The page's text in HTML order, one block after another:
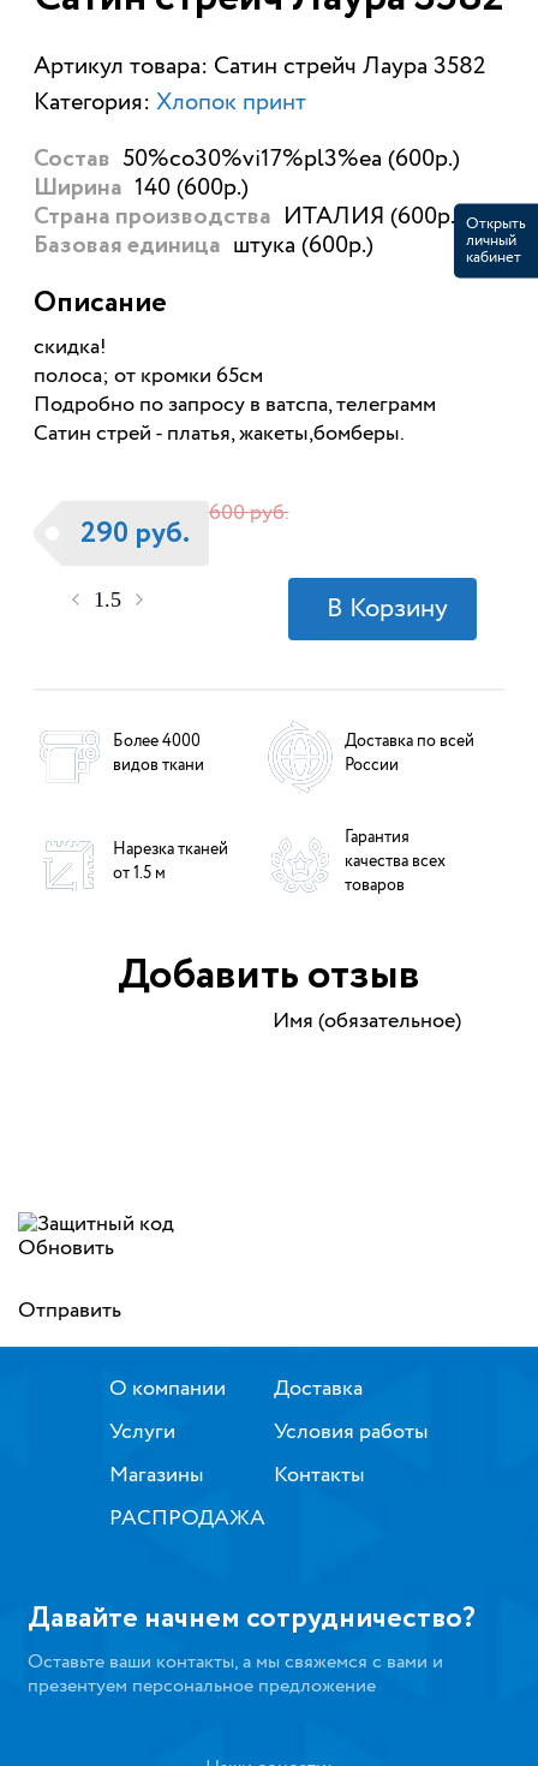
Артикул товара: Сатин стрейч Лаура 3582
Категория: Хлопок принт
Состав 50%co30%vi17%pl3%ea (600р.)
Ширина 140 (600р.)
Страна производства ИТАЛИЯ (600р.)
Базовая единица штука (600р.)
Описание
скидка!
полоса; от кромки 65см
Подробно по запросу в ватспа, телеграмм
Сатин стрей - платья, жакеты,бомберы.
600 руб.
290 руб.
Более 4000
видов ткани
Доставка по всей
России
Нарезка тканей
от 1.5 м
Гарантия
качества всех
товаров
Добавить отзыв
Имя (обязательное)
Обновить
Отправить
Открыть
личный
кабинет
О компании
Услуги
Магазины
РАСПРОДАЖА
Доставка
Условия работы
Контакты
Давайте начнем сотрудничество?
Оставьте ваши контакты, а мы свяжемся с вами и
презентуем персональное предложение